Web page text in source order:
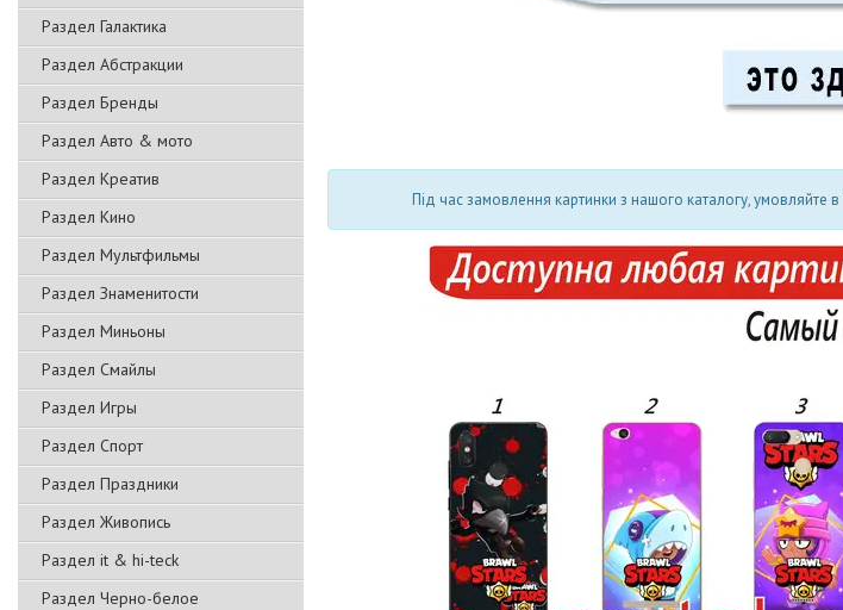
Раздел Галактика
Раздел Абстракции
Раздел Бренды
Раздел Авто & мото
Раздел Креатив
Раздел Кино
Раздел Мультфильмы
Раздел Знаменитости
Раздел Миньоны
Раздел Смайлы
Раздел Игры
Раздел Спорт
Раздел Праздники
Раздел Живопись
Раздел it & hi-teck
Раздел Черно-белое
Під час замовлення картинки з нашого каталогу, умовляйте в